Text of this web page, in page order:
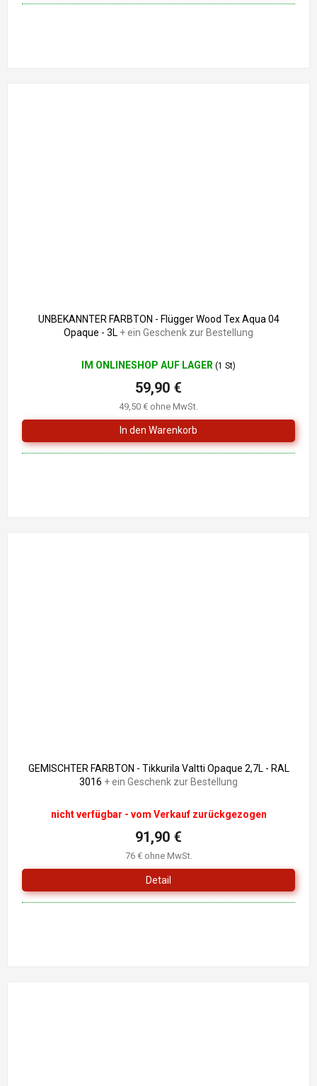
UNBEKANNTER FARBTON - Flügger Wood Tex Aqua 04
Opaque - 3L + ein Geschenk zur Bestellung
IM ONLINESHOP AUF LAGER (1 St)
49,50 € ohne MwSt.
59,90 €
GEMISCHTER FARBTON - Tikkurila Valtti Opaque 2,7L - RAL
3016 + ein Geschenk zur Bestellung
nicht verfügbar - vom Verkauf zurückgezogen
76 € ohne MwSt.
91,90 €
Detail